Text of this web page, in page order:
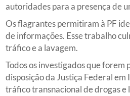
autoridades para a presença de
Os flagrantes permitiram à PF
de informações. Esse trabalho
tráfico e a lavagem.
Todos os investigados que forem
disposição da Justiça Federal
tráfico transnacional de drogas e